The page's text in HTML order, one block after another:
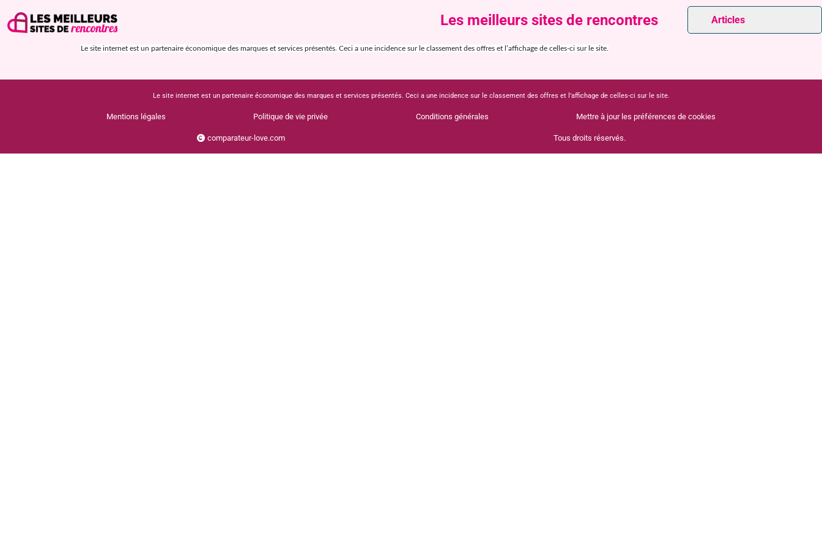
Les meilleurs sites de rencontres Articles
Le site internet est un partenaire économique des marques et services présentés. Ceci a une incidence sur le classement des offres et l’affichage de celles-ci sur le site.
Le site internet est un partenaire économique des marques et services présentés. Ceci a une incidence sur le classement des offres et l’affichage de celles-ci sur le site.
Mentions légales Politique de vie privée Conditions générales Mettre à jour les préférences de cookies
comparateur-love.com Tous droits réservés.